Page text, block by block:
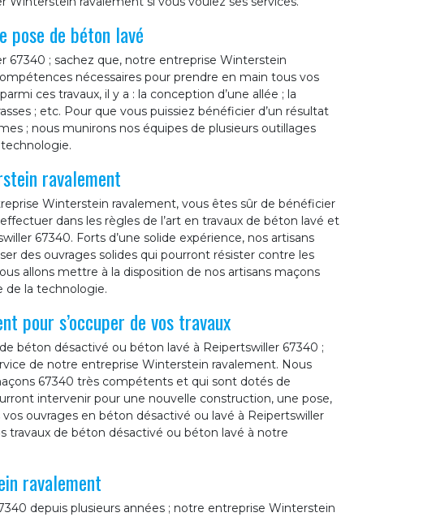
pose de béton lavé
67340 ; sachez que, notre entreprise Winterstein
nécessaires pour prendre en main tous vos
ces travaux, il y a : la conception d’une allée ; la
; etc. Pour que vous puissiez bénéficier d’un résultat
; nous munirons nos équipes de plusieurs outillages
ravalement
Winterstein ravalement, vous êtes sûr de bénéficier
dans les règles de l’art en travaux de béton lavé et
67340. Forts d’une solide expérience, nos artisans
des ouvrages solides qui pourront résister contre les
allons mettre à la disposition de nos artisans maçons
de la technologie.
pour s’occuper de vos travaux
béton désactivé ou béton lavé à Reipertswiller 67340 ;
de notre entreprise Winterstein ravalement. Nous
67340 très compétents et qui sont dotés de
intervenir pour une nouvelle construction, une pose,
ouvrages en béton désactivé ou lavé à Reipertswiller
travaux de béton désactivé ou béton lavé à notre
ravalement
depuis plusieurs années ; notre entreprise Winterstein